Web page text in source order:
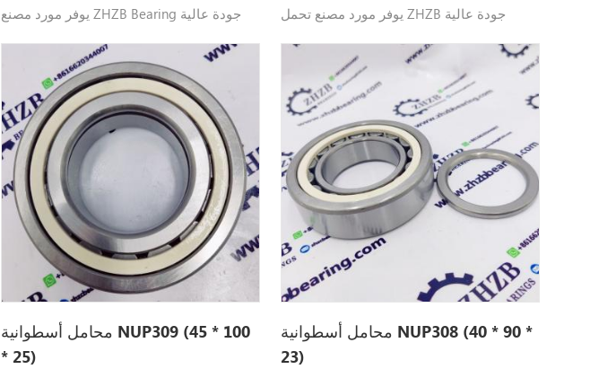
يوفر مورد مصنع ZHZB Bearing جودة عالية
يوفر مورد مصنع تحمل ZHZB جودة عالية
محامل أسطوانية NUP309 (45 * 100
* 25)
محامل أسطوانية NUP308 (40 * 90 *
23)